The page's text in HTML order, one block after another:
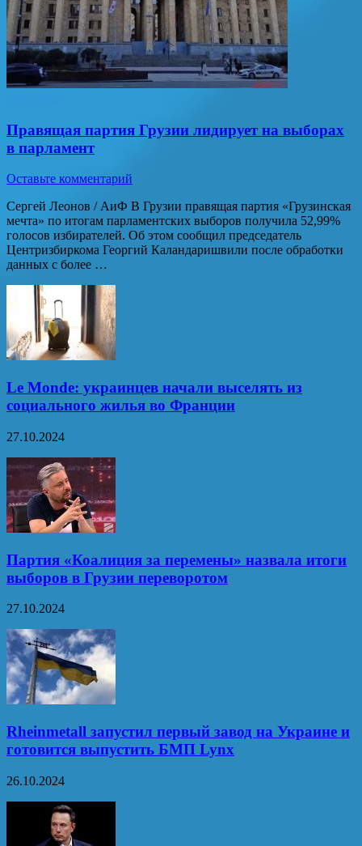
Правящая партия Грузии лидирует на выборах
в парламент
Оставьте комментарий
Сергей Леонов / АиФ В Грузии правящая партия «Грузинская
мечта» по итогам парламентских выборов получила 52,99%
голосов избирателей. Об этом сообщил председатель
Центризбиркома Георгий Каландаришвили после обработки
данных с более …
Le Monde: украинцев начали выселять из
социального жилья во Франции
27.10.2024
Партия «Коалиция за перемены» назвала итоги
выборов в Грузии переворотом
27.10.2024
Rheinmetall запустил первый завод на Украине и
готовится выпустить БМП Lynx
26.10.2024